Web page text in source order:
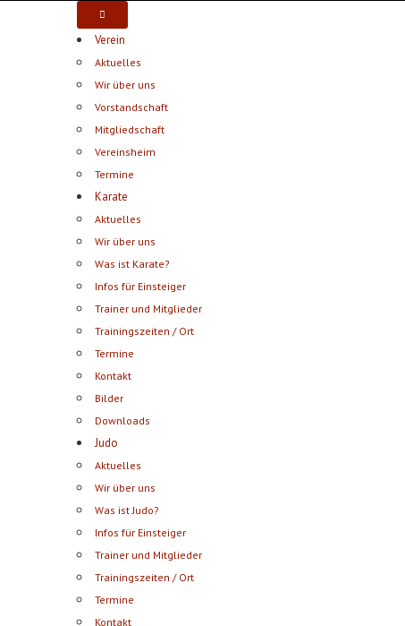
Verein
Aktuelles
Wir über uns
Vorstandschaft
Mitgliedschaft
Vereinsheim
Termine
Karate
Aktuelles
Wir über uns
Was ist Karate?
Infos für Einsteiger
Trainer und Mitglieder
Trainingszeiten / Ort
Termine
Kontakt
Bilder
Downloads
Judo
Aktuelles
Wir über uns
Was ist Judo?
Infos für Einsteiger
Trainer und Mitglieder
Trainingszeiten / Ort
Termine
Kontakt